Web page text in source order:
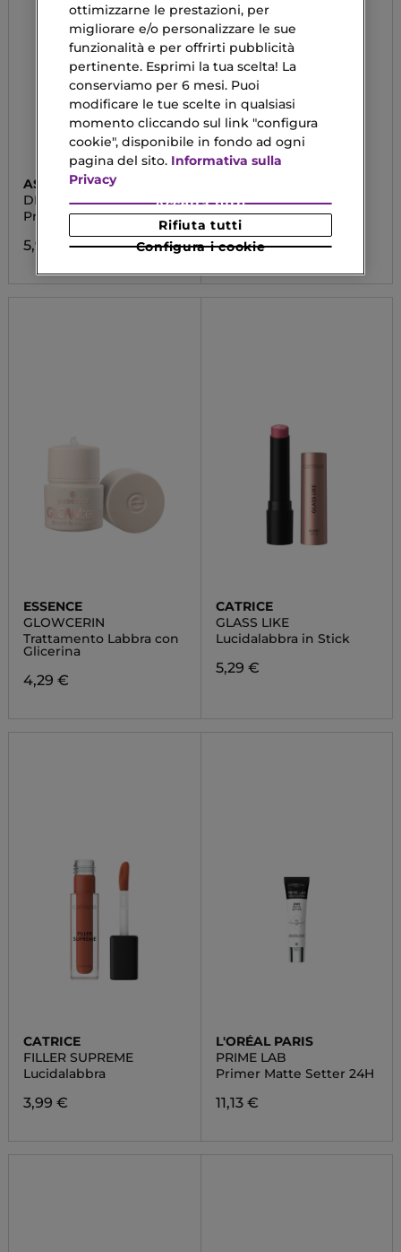
ASTRA MAKE-UP
DE-FOCUS
Pressed Powder
5,90 €
FLUID FOUNDATION
SERUM
Fondotinta
12,90 €
ESSENCE
GLOWCERIN
Trattamento Labbra con
Glicerina
4,29 €
CATRICE
GLASS LIKE
Lucidalabbra in Stick
5,29 €
CATRICE
FILLER SUPREME
Lucidalabbra
3,99 €
L'ORÉAL PARIS
PRIME LAB
Primer Matte Setter 24H
11,13 €
ottimizzarne le prestazioni, per
migliorare e/o personalizzare le sue
funzionalità e per offrirti pubblicità
pertinente. Esprimi la tua scelta! La
conserviamo per 6 mesi. Puoi
modificare le tue scelte in qualsiasi
momento cliccando sul link "configura
cookie", disponibile in fondo ad ogni
pagina del sito. Informativa sulla
Privacy
Configura i cookie
Rifiuta tutti
Accetta tutti